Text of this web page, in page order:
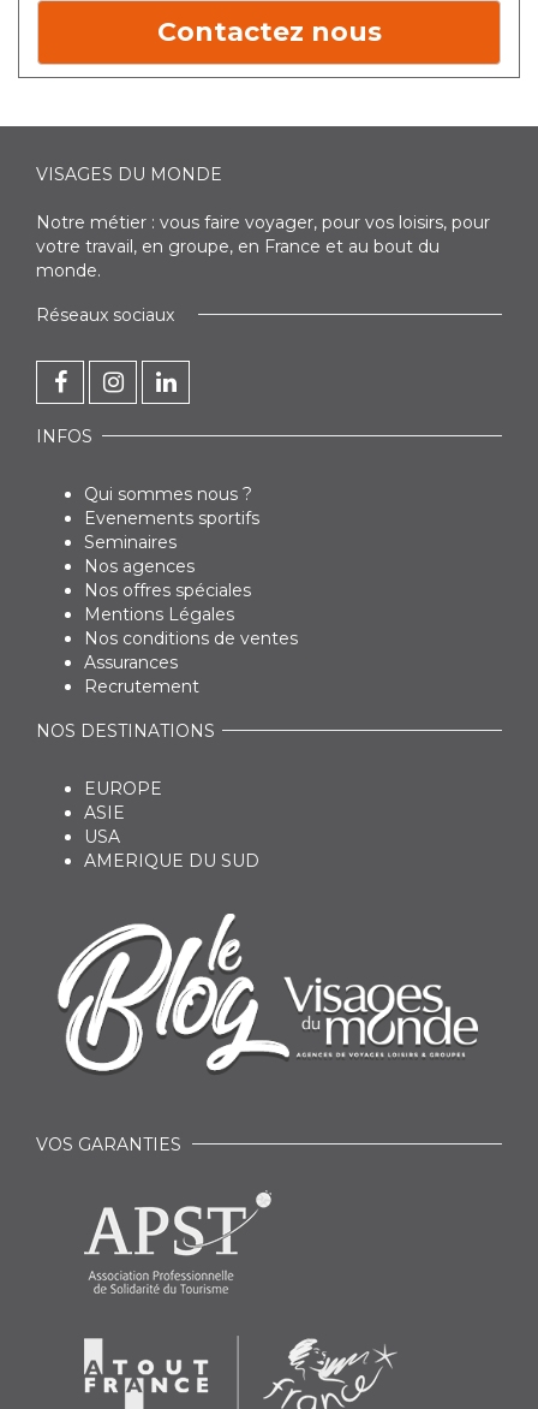
Contactez nous
VISAGES DU MONDE
Notre métier : vous faire voyager, pour vos loisirs, pour
votre travail, en groupe, en France et au bout du
monde.
Réseaux sociaux
INFOS
Qui sommes nous ?
Evenements sportifs
Seminaires
Nos agences
Nos offres spéciales
Mentions Légales
Nos conditions de ventes
Assurances
Recrutement
NOS DESTINATIONS
EUROPE
ASIE
USA
AMERIQUE DU SUD
VOS GARANTIES